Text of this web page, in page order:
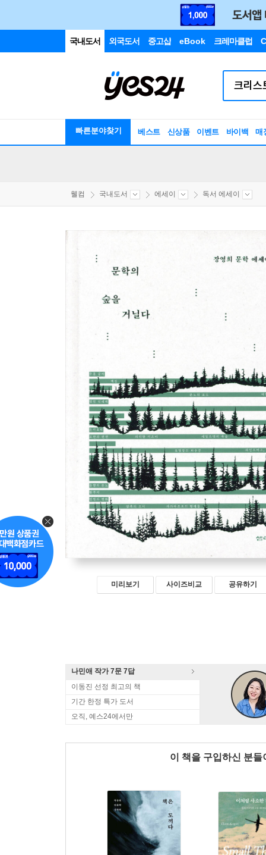
국내도서 외국도서 중고샵 eBook 크레마클럽
빠른분야찾기 베스트 신상품 이벤트 바이백 매
웰컴 국내도서 에세이 독서 에세이
미리보기 사이즈비교 공유하기
나민애 작가 7문 7답
이동진 선정 최고의 책
기간 한정 특가 도서
오직, 예스24에서만
이 책을 구입하신 분